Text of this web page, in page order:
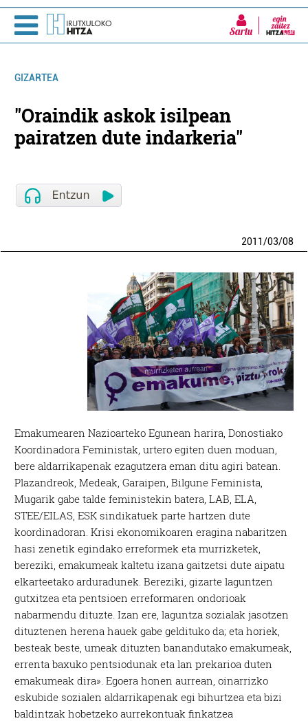
Sartu
GIZARTEA
"Oraindik askok isilpean
pairatzen dute indarkeria"
2011/03/08
Emakumearen Nazioarteko Egunean harira, Donostiako
Koordinadora Feministak, urtero egiten duen moduan,
bere aldarrikapenak ezagutzera eman ditu agiri batean.
Plazandreok, Medeak, Garaipen, Bilgune Feminista,
Mugarik gabe talde feministekin batera, LAB, ELA,
STEE/EILAS, ESK sindikatuek parte hartzen dute
koordinadoran. Krisi ekonomikoaren eragina nabaritzen
hasi zenetik egindako erreformek eta murrizketek,
bereziki, emakumeak kaltetu izana gaitzetsi dute aipatu
elkarteetako arduradunek. Bereziki, gizarte laguntzen
gutxitzea eta pentsioen erreformaren ondorioak
nabarmendu dituzte. Izan ere, laguntza sozialak jasotzen
dituztenen herena hauek gabe geldituko da; eta horiek,
besteak beste, umeak dituzten banandutako emakumeak,
errenta baxuko pentsiodunak eta lan prekarioa duten
emakumeak dira». Egoera honen aurrean, oinarrizko
eskubide sozialen aldarrikapenak egi bihurtzea eta bizi
baldintzak hobetzeko aurrekontuak finkatzea